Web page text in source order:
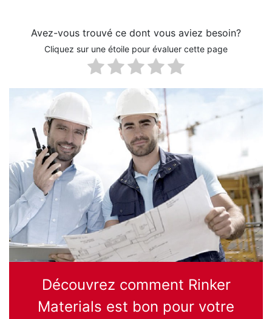
Rapid City, SD
Stacy, MN
Waco, TX
Whitestown, IN
Avez-vous trouvé ce dont vous aviez besoin?
Cliquez sur une étoile pour évaluer cette page
Découvrez comment Rinker
Materials est bon pour votre